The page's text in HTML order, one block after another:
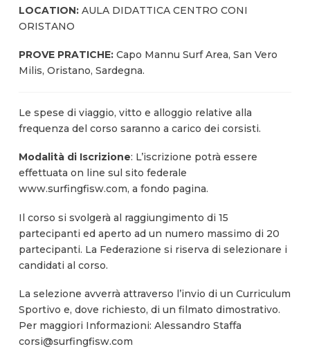
LOCATION: AULA DIDATTICA CENTRO CONI
ORISTANO
PROVE PRATICHE: Capo Mannu Surf Area, San Vero
Milis, Oristano, Sardegna.
Le spese di viaggio, vitto e alloggio relative alla
frequenza del corso saranno a carico dei corsisti.
Modalità di Iscrizione: L’iscrizione potrà essere
effettuata on line sul sito federale
www.surfingfisw.com, a fondo pagina.
Il corso si svolgerà al raggiungimento di 15
partecipanti ed aperto ad un numero massimo di 20
partecipanti. La Federazione si riserva di selezionare i
candidati al corso.
La selezione avverrà attraverso l’invio di un Curriculum
Sportivo e, dove richiesto, di un filmato dimostrativo.
Per maggiori Informazioni: Alessandro Staffa
corsi@surfingfisw.com